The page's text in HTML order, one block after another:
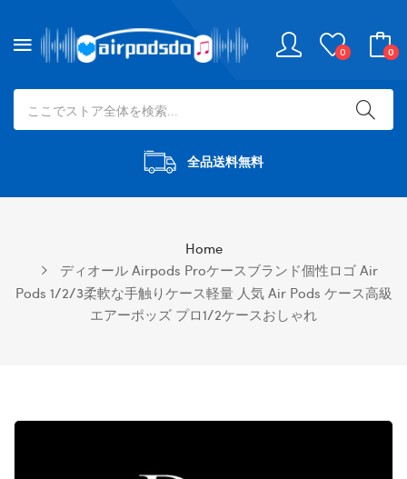
0 0
全品送料無料
Home
ディオール Airpods Proケースブランド個性ロゴ Air
Pods 1/2/3柔軟な手触りケース軽量 人気 Air Pods ケース高級
エアーポッズ プロ1/2ケースおしゃれ